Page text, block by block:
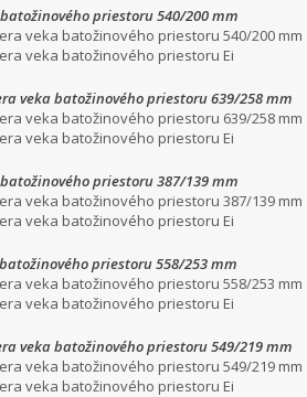
priestoru 540/200 mm
veka batožinového priestoru 540/200 mm
veka batožinového priestoru Ei
veka batožinového priestoru 639/258 mm
veka batožinového priestoru 639/258 mm
veka batožinového priestoru Ei
priestoru 387/139 mm
veka batožinového priestoru 387/139 mm
veka batožinového priestoru Ei
priestoru 558/253 mm
veka batožinového priestoru 558/253 mm
veka batožinového priestoru Ei
veka batožinového priestoru 549/219 mm
veka batožinového priestoru 549/219 mm
veka batožinového priestoru Ei